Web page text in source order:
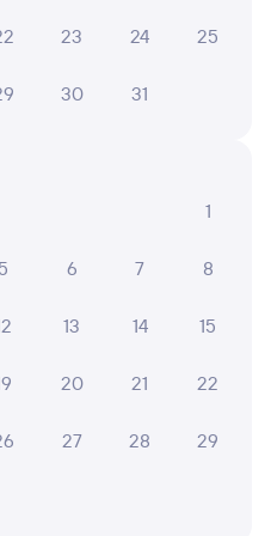
Петербурга
Петербурга
23 24 25
30 31
1
5 6 7 8
13 14 15
20 21 22
27 28 29